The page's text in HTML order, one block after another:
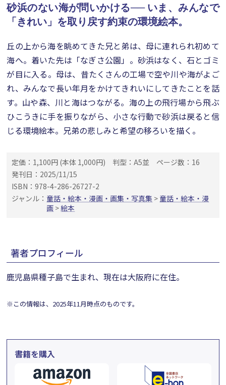
砂浜のない海が問いかける──いま、みんなで
「きれい」を取り戻す約束の環境絵本。
丘の上から海を眺めてきた兄と弟は、母に連れられ初めて
海へ。着いた先は「なぎさ公園」。砂浜はなく、石とゴミ
が目に入る。母は、昔たくさんの工場で空や川や海がよご
れ、みんなで長い年月をかけてきれいにしてきたことを話
す。山や森、川と海はつながる。海の上の飛行場から飛ぶ
ひこうきに手を振りながら、小さな行動で砂浜は戻ると信
じる環境絵本。兄弟の悲しみと希望の移ろいを描く。
定価：1,100円 (本体 1,000円) 判型：A5並
ページ数：16
発刊日：2025/11/15
ISBN：978-4-286-26727-2
ジャンル： 童話・絵本・漫画・画集・写真集 > 童話・絵本・漫
画 >絵本
著者プロフィール
鹿児島県種子島で生まれ、現在は大阪府に在住。
※この情報は、2025年11月時点のものです。
書籍を購入